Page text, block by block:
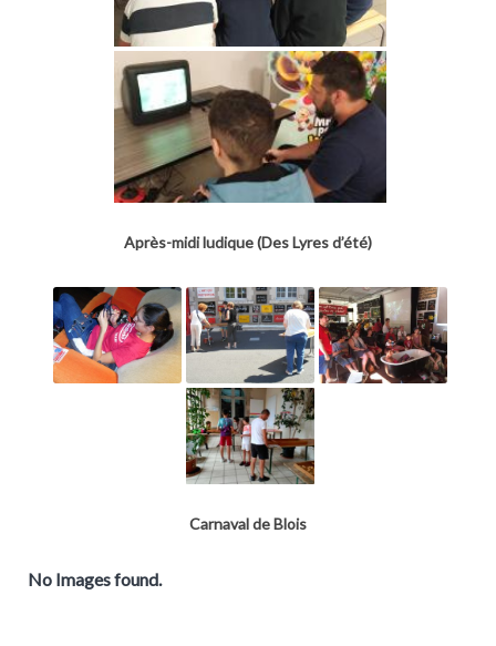
Après-midi ludique (Des Lyres d’été)
Carnaval de Blois
No Images found.